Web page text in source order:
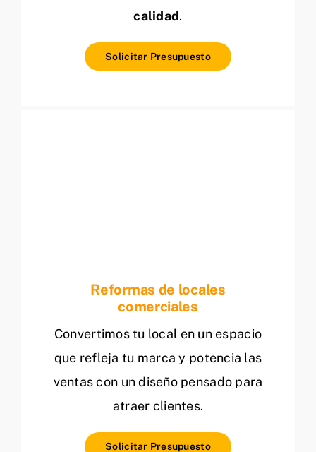
calidad.
Solicitar Presupuesto
Reformas de locales
comerciales
Convertimos tu local en un espacio
que refleja tu marca y potencia las
ventas con un diseño pensado para
atraer clientes.
Solicitar Presupuesto